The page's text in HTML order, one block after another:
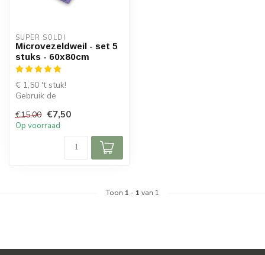
SUPER SOLDI
Microvezeldweil - set 5
stuks - 60x80cm
€ 1,50 't stuk!
Gebruik de
opruimen van alle vuil e...
€15,00 €7,50
Op voorraad
Toon 1 - 1 van 1